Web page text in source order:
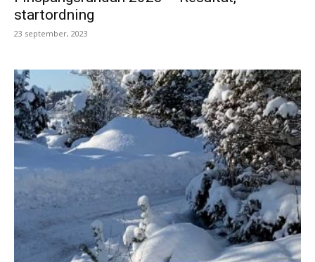
startordning
23 september, 2023